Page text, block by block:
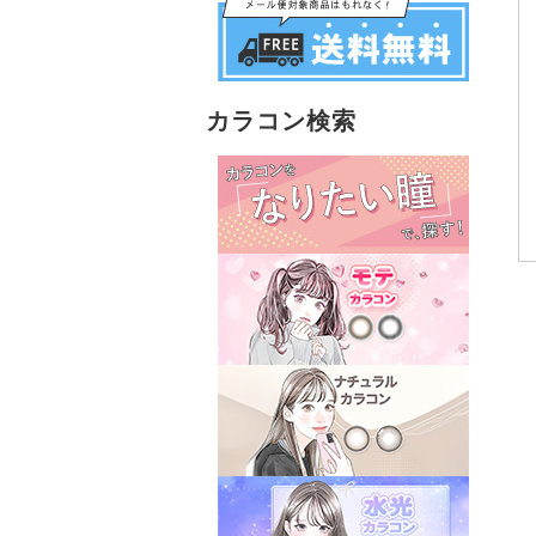
カラコン検索